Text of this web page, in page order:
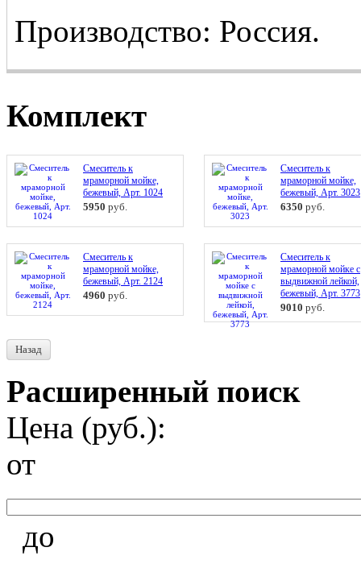
Производство: Россия.
Комплект
Смеситель к
мраморной мойке,
бежевый, Арт. 1024
5950 руб.
Смеситель к
мраморной мойке,
бежевый, Арт. 3023
6350 руб.
Смеситель к
мраморной мойке,
бежевый, Арт. 2124
4960 руб.
Смеситель к
мраморной мойке с
выдвижной лейкой,
бежевый, Арт. 3773
9010 руб.
Назад
Расширенный поиск
Цена (руб.):
от
до